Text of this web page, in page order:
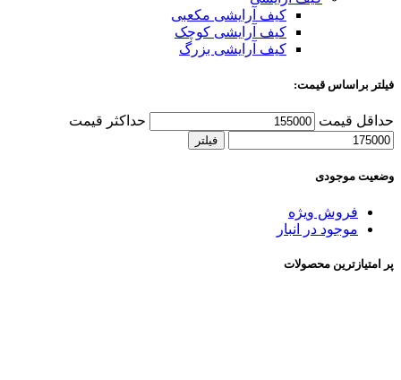
کیف آرایشی مکعبی
کیف آرایشی کوچک
کیف آرایشی بزرگ
فیلتر براساس قیمت:
حداقل قیمت حداکثر قیمت
فیلتر
وضعیت موجودی
فروش ویژه
موجود در انبار
پر امتیازترین محصولات